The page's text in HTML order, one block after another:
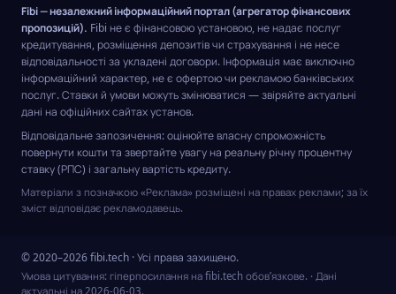
Fibi — незалежний інформаційний портал (агрегатор фінансових
пропозицій). Fibi не є фінансовою установою, не надає послуг
кредитування, розміщення депозитів чи страхування і не несе
відповідальності за укладені договори. Інформація має виключно
інформаційний характер, не є офертою чи рекламою банківських
послуг. Ставки й умови можуть змінюватися — звіряйте актуальні
дані на офіційних сайтах установ.
Відповідальне запозичення: оцінюйте власну спроможність
повернути кошти та звертайте увагу на реальну річну процентну
ставку (РПС) і загальну вартість кредиту.
Матеріали з позначкою «Реклама» розміщені на правах реклами; за їх
зміст відповідає рекламодавець.
© 2020–2026 fibi.tech · Усі права захищено.
Умова цитування: гіперпосилання на fibi.tech обов’язкове. · Дані
актуальні на 2026-06-03.